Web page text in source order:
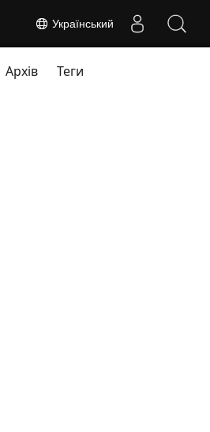
Український
Архів Теги